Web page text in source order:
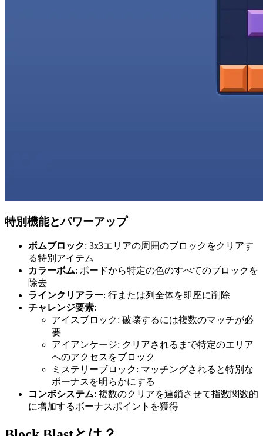
特別機能とパワーアップ
ボムブロック: 3x3エリアの周囲のブロックをクリアす
る特別アイテム
カラーボム: ボードから特定の色のすべてのブロックを
除去
ラインクリアラー: 行または列全体を即座に削除
チャレンジ要素:
アイスブロック: 破壊するには複数のマッチが必
要
アイアンケージ: クリアされるまで特定のエリア
へのアクセスをブロック
ミステリーブロック: マッチングされると特別な
ボーナスを明らかにする
コンボシステム: 複数のクリアを連鎖させて指数関数的
に増加するボーナスポイントを獲得